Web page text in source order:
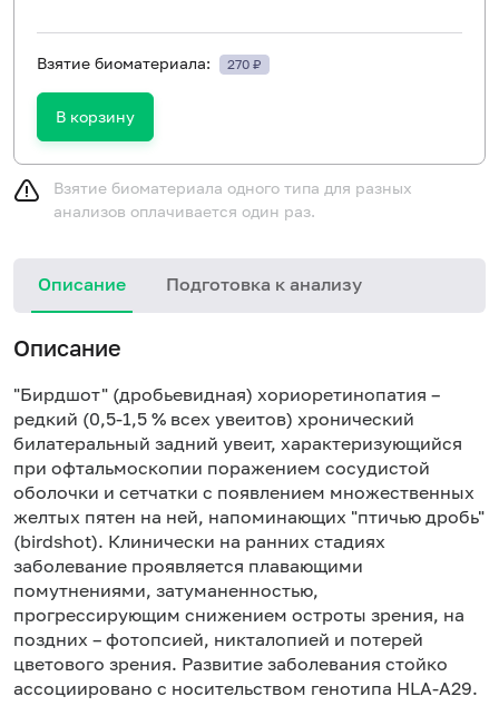
Взятие биоматериала: 270 ₽
В корзину
Взятие биоматериала одного типа для разных
анализов оплачивается один раз.
Описание Подготовка к анализу
Описание
"Бирдшот" (дробьевидная) хориоретинопатия –
редкий (0,5-1,5 % всех увеитов) хронический
билатеральный задний увеит, характеризующийся
при офтальмоскопии поражением сосудистой
оболочки и сетчатки с появлением множественных
желтых пятен на ней, напоминающих "птичью дробь"
(birdshot). Клинически на ранних стадиях
заболевание проявляется плавающими
помутнениями, затуманенностью,
прогрессирующим снижением остроты зрения, на
поздних – фотопсией, никталопией и потерей
цветового зрения. Развитие заболевания стойко
ассоциировано с носительством генотипа HLA-А29.